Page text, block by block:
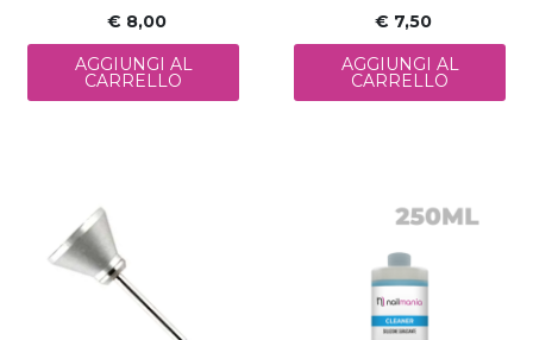
€ 8,00
AGGIUNGI AL
CARRELLO
€ 7,50
AGGIUNGI AL
CARRELLO